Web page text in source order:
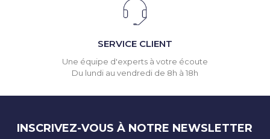
SERVICE CLIENT
Une équipe d'experts à votre écoute
Du lundi au vendredi de 8h à 18h
INSCRIVEZ-VOUS À NOTRE NEWSLETTER